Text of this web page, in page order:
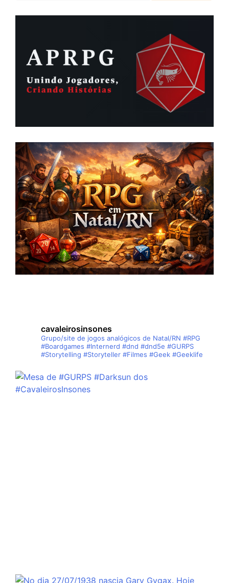
cavaleirosinsones
Grupo/site de jogos analógicos de Natal/RN #RPG
#Boardgames #Internerd #dnd #dnd5e #GURPS
#Storytelling #Storyteller #Filmes #Geek #Geeklife